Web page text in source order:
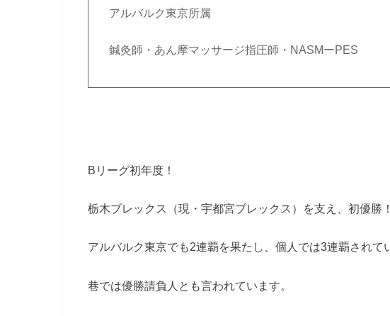
アルバルク東京所属
鍼灸師・あん摩マッサージ指圧師・NASMーPES
Bリーグ初年度！
栃木ブレックス（現・宇都宮ブレックス）を支え、初優勝！
アルバルク東京でも2連覇を果たし、個人では3連覇されて
巷では優勝請負人とも言われています。